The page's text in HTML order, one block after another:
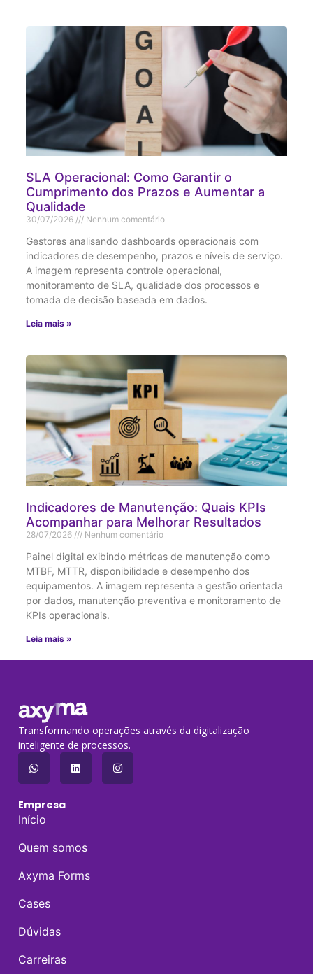
SLA Operacional: Como Garantir o
Cumprimento dos Prazos e Aumentar a
Qualidade
30/07/2026 Nenhum comentário
Gestores analisando dashboards operacionais com
indicadores de desempenho, prazos e níveis de serviço.
A imagem representa controle operacional,
monitoramento de SLA, qualidade dos processos e
tomada de decisão baseada em dados.
Leia mais »
Indicadores de Manutenção: Quais KPIs
Acompanhar para Melhorar Resultados
28/07/2026 Nenhum comentário
Painel digital exibindo métricas de manutenção como
MTBF, MTTR, disponibilidade e desempenho dos
equipamentos. A imagem representa a gestão orientada
por dados, manutenção preventiva e monitoramento de
KPIs operacionais.
Leia mais »
Transformando operações através da digitalização
inteligente de processos.
Empresa
Início
Quem somos
Axyma Forms
Cases
Dúvidas
Carreiras